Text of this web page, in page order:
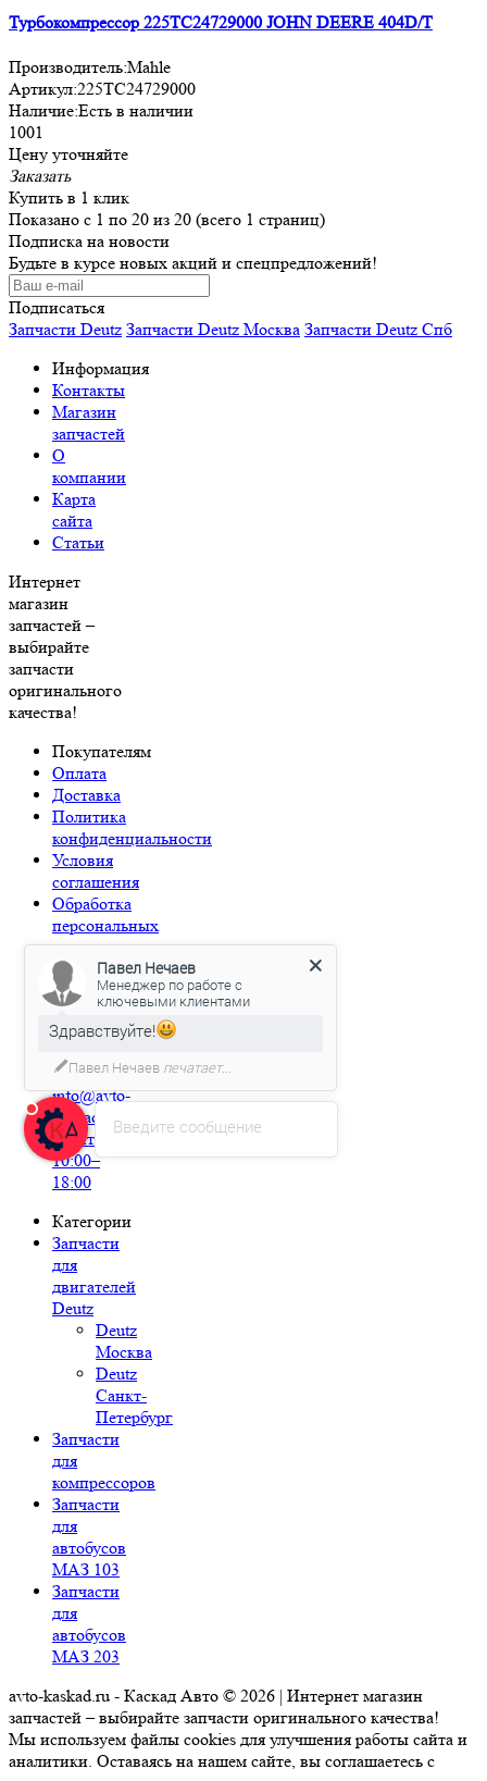
Турбокомпрессор 225TC24729000 JOHN DEERE 404D/T
Производитель:Mahle
Артикул:225TC24729000
Наличие:Есть в наличии
1001
Цену уточняйте
Заказать
Купить в 1 клик
Показано с 1 по 20 из 20 (всего 1 страниц)
Подписка на новости
Будьте в курсе новых акций и спецпредложений!
Подписаться
Запчасти Deutz Запчасти Deutz Москва Запчасти Deutz Спб
Информация
Контакты
Магазин
запчастей
О
компании
Карта
сайта
Статьи
Интернет
магазин
запчастей –
выбирайте
запчасти
оригинального
качества!
Покупателям
Оплата
Доставка
Политика
конфиденциальности
Условия
соглашения
Обработка
персональных
данных
Связаться
с нами
8-800-
Email:
info@avto-
kaskad.ru
пн-пт
10:00–
18:00
Категории
Запчасти
для
двигателей
Deutz
Deutz
Москва
Deutz
Санкт-
Петербург
Запчасти
для
компрессоров
Запчасти
для
автобусов
МАЗ 103
Запчасти
для
автобусов
МАЗ 203
avto-kaskad.ru - Каскад Авто © 2026 | Интернет магазин
запчастей – выбирайте запчасти оригинального качества!
Мы используем файлы cookies для улучшения работы сайта и
аналитики. Оставаясь на нашем сайте, вы соглашаетесь с
Введите сообщение
Павел Нечаев
Менеджер по работе с
ключевыми клиентами
Здравствуйте!
Павел Нечаев печатает...